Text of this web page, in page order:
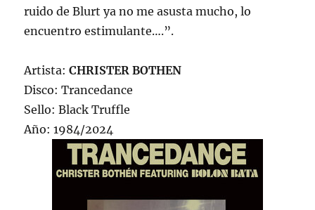
ruido de Blurt ya no me asusta mucho, lo
encuentro estimulante….”.
Artista:CHRISTER BOTHEN
Disco: Trancedance
Sello: Black Truffle
Año: 1984/2024